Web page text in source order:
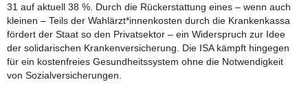
31 auf aktuell 38 %. Durch die Rückerstattung eines – wenn auch
kleinen – Teils der Wahlärzt*innenkosten durch die Krankenkassa
fördert der Staat so den Privatsektor – ein Widerspruch zur Idee
der solidarischen Krankenversicherung. Die ISA kämpft hingegen
für ein kostenfreies Gesundheitssystem ohne die Notwendigkeit
von Sozialversicherungen.